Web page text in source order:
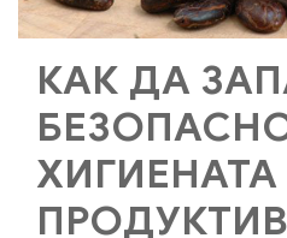
КАК ДА
ХИГИЕНАТА